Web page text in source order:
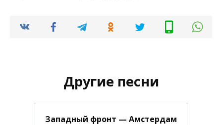
Другие песни
Западный фронт — Амстердам